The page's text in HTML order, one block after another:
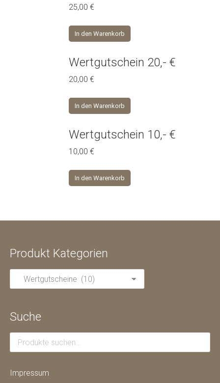
25,00 €
In den Warenkorb
Wertgutschein 20,- €
20,00 €
In den Warenkorb
Wertgutschein 10,- €
10,00 €
In den Warenkorb
Produkt Kategorien
Suche
Impressum